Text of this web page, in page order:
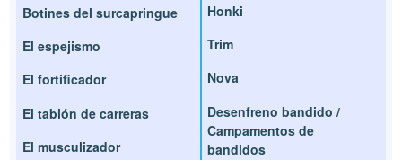
Botines del surcapringue
El espejismo
El fortificador
El tablón de carreras
El musculizador
Honki
Trim
Nova
Desenfreno bandido /
Campamentos de
bandidos